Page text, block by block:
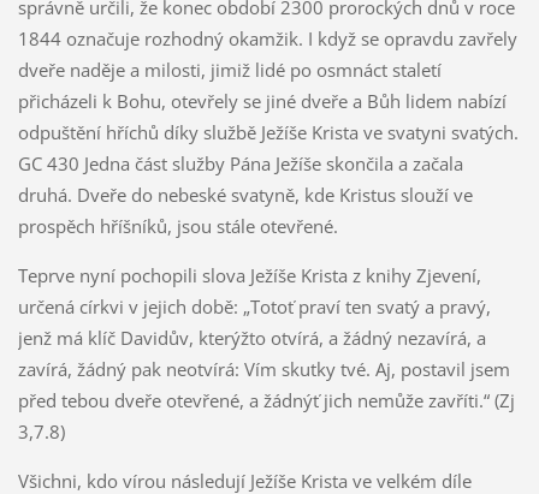
správně určili, že konec období 2300 prorockých dnů v roce
1844 označuje rozhodný okamžik. I když se opravdu zavřely
dveře naděje a milosti, jimiž lidé po osmnáct staletí
přicházeli k Bohu, otevřely se jiné dveře a Bůh lidem nabízí
odpuštění hříchů díky službě Ježíše Krista ve svatyni svatých.
GC 430 Jedna část služby Pána Ježíše skončila a začala
druhá. Dveře do nebeské svatyně, kde Kristus slouží ve
prospěch hříšníků, jsou stále otevřené.
Teprve nyní pochopili slova Ježíše Krista z knihy Zjevení,
určená církvi v jejich době: „Totoť praví ten svatý a pravý,
jenž má klíč Davidův, kterýžto otvírá, a žádný nezavírá, a
zavírá, žádný pak neotvírá: Vím skutky tvé. Aj, postavil jsem
před tebou dveře otevřené, a žádnýť jich nemůže zavříti.“ (Zj
3,7.8)
Všichni, kdo vírou následují Ježíše Krista ve velkém díle